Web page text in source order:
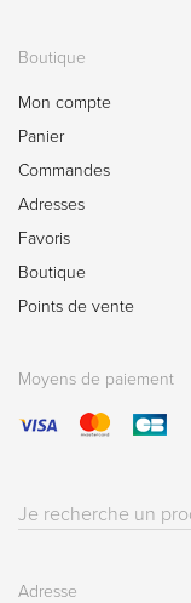
Boutique
Mon compte
Panier
Commandes
Adresses
Favoris
Boutique
Points de vente
Moyens de paiement
Résultat(s)
Adresse